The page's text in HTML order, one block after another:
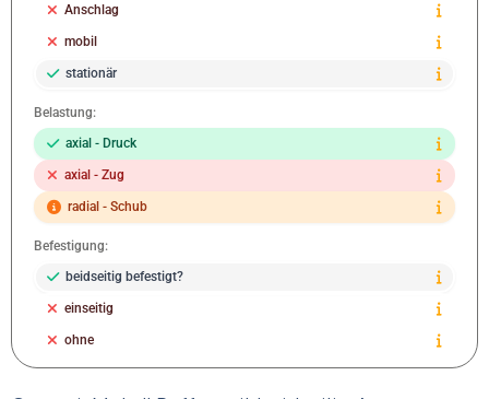
Anschlag
mobil
stationär
Belastung:
axial - Druck
axial - Zug
radial - Schub
Befestigung:
beidseitig befestigt?
einseitig
ohne